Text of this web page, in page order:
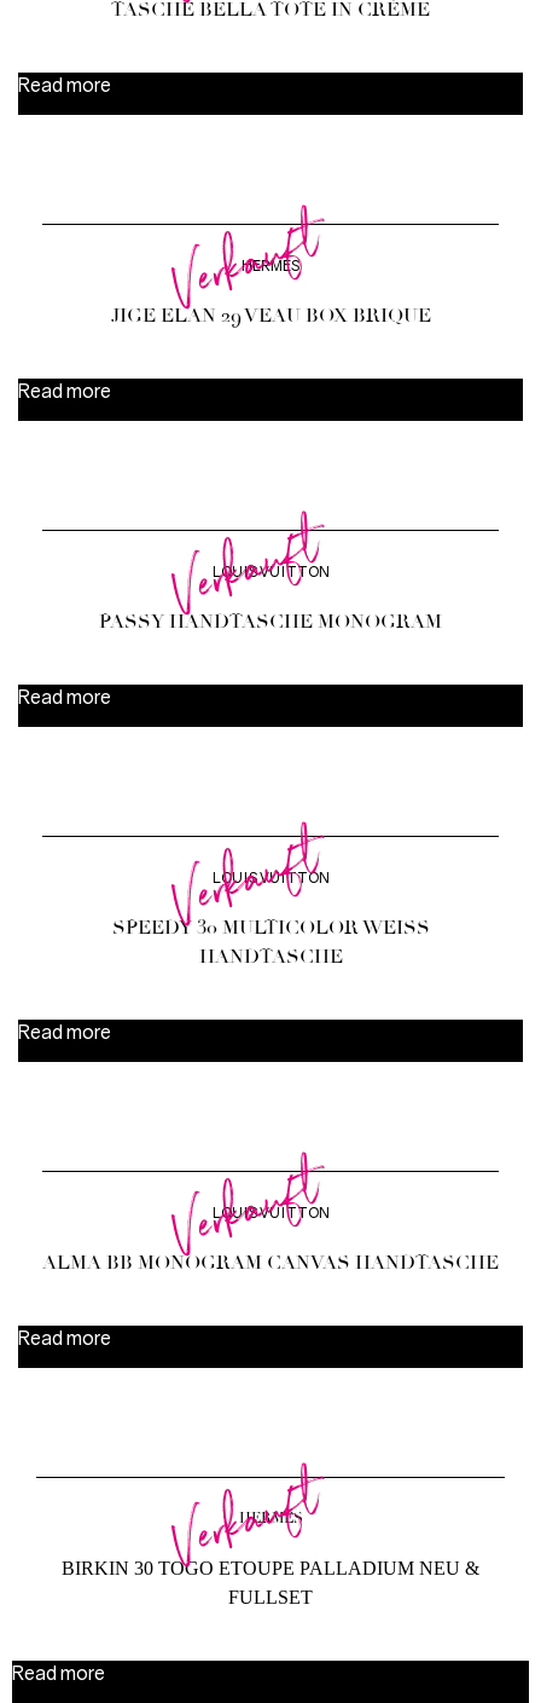
TASCHE BELLA TOTE IN CRÈME
Read more
Verkauft
HERMÈS
JIGE ELAN 29 VEAU BOX BRIQUE
Read more
Verkauft
LOUIS VUITTON
PASSY HANDTASCHE MONOGRAM
Read more
Verkauft
LOUIS VUITTON
SPEEDY 30 MULTICOLOR WEISS H
ANDTASCHE
Read more
Verkauft
LOUIS VUITTON
ALMA BB MONOGRAM CANVAS HANDTASCHE
Read more
Verkauft
HERMÈS
BIRKIN 30 TOGO ETOUPE PALLADIUM NEU &
FULLSET
Read more